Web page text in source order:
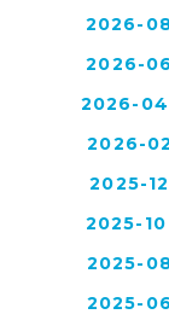
2026-08
2026-06
2026-04
2026-02
2025-12
2025-10
2025-08
2025-06